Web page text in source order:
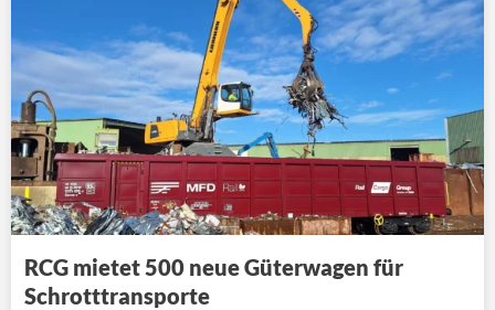
RCG mietet 500 neue Güterwagen für
Schrotttransporte